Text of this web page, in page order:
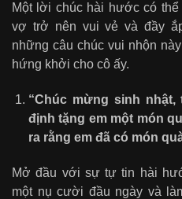
Một lời chúc hài hước có
vợ trở nên vui vẻ và đầy
những câu chúc vui nhộn
hứng khởi cho cô ấy.
“Chúc mừng sinh
định tặng em một món
ra rằng em đã có món
Mở đầu với sự tự tin hài
một nụ cười đầu ngày và